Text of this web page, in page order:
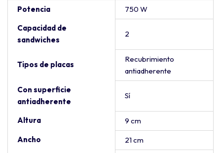
Potencia
750 W
Capacidad de
sandwiches
2
Tipos de placas
Recubrimiento
antiadherente
Con superficie
antiadherente
Sí
Altura
9 cm
Ancho
21 cm